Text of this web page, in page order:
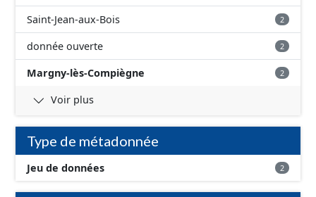
Saint-Jean-aux-Bois 2
donnée ouverte 2
Margny-lès-Compiègne 2
Voir plus
Type de métadonnée
Jeu de données 2